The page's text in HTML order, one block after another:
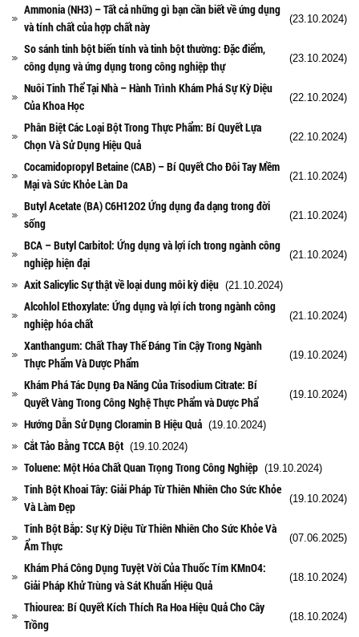
Ammonia (NH3) – Tất cả những gì bạn cần biết về ứng dụng
và tính chất của hợp chất này
(23.10.2024)
So sánh tinh bột biến tính và tinh bột thường: Đặc điểm,
công dụng và ứng dụng trong công nghiệp thự
(23.10.2024)
Nuôi Tinh Thể Tại Nhà – Hành Trình Khám Phá Sự Kỳ Diệu
Của Khoa Học
(22.10.2024)
Phân Biệt Các Loại Bột Trong Thực Phẩm: Bí Quyết Lựa
Chọn Và Sử Dụng Hiệu Quả
(22.10.2024)
Cocamidopropyl Betaine (CAB) – Bí Quyết Cho Đôi Tay Mềm
Mại và Sức Khỏe Làn Da
(21.10.2024)
Butyl Acetate (BA) C6H12O2 Ứng dụng đa dạng trong đời
sống
(21.10.2024)
BCA – Butyl Carbitol: Ứng dụng và lợi ích trong ngành công
nghiệp hiện đại
(21.10.2024)
Axit Salicylic Sự thật về loại dung môi kỳ diệu (21.10.2024)
Alcohlol Ethoxylate: Ứng dụng và lợi ích trong ngành công
nghiệp hóa chất
(21.10.2024)
Xanthangum: Chất Thay Thế Đáng Tin Cậy Trong Ngành
Thực Phẩm Và Dược Phẩm
(19.10.2024)
Khám Phá Tác Dụng Đa Năng Của Trisodium Citrate: Bí
Quyết Vàng Trong Công Nghệ Thực Phẩm và Dược Phẩ
(19.10.2024)
Hướng Dẫn Sử Dụng Cloramin B Hiệu Quả (19.10.2024)
Cắt Tảo Bằng TCCA Bột (19.10.2024)
Toluene: Một Hóa Chất Quan Trọng Trong Công Nghiệp (19.10.2024)
Tinh Bột Khoai Tây: Giải Pháp Từ Thiên Nhiên Cho Sức Khỏe
Và Làm Đẹp
(19.10.2024)
Tinh Bột Bắp: Sự Kỳ Diệu Từ Thiên Nhiên Cho Sức Khỏe Và
Ẩm Thực
(07.06.2025)
Khám Phá Công Dụng Tuyệt Vời Của Thuốc Tím KMnO4:
Giải Pháp Khử Trùng và Sát Khuẩn Hiệu Quả
(18.10.2024)
Thiourea: Bí Quyết Kích Thích Ra Hoa Hiệu Quả Cho Cây
Trồng
(18.10.2024)